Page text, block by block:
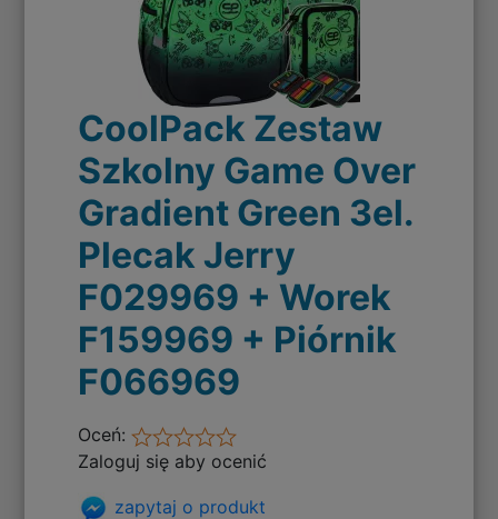
CoolPack Zestaw
Szkolny Game Over
Gradient Green 3el.
Plecak Jerry
F029969 + Worek
F159969 + Piórnik
F066969
Oceń:
Zaloguj się aby ocenić
zapytaj o produkt